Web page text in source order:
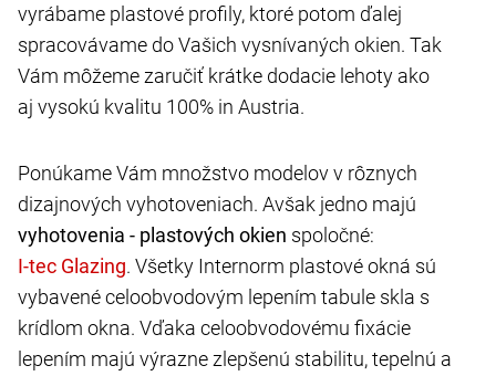
vyrábame plastové profily, ktoré potom ďalej
spracovávame do Vašich vysnívaných okien. Tak
Vám môžeme zaručiť krátke dodacie lehoty ako
aj vysokú kvalitu 100% in Austria.
Ponúkame Vám množstvo modelov v rôznych
dizajnových vyhotoveniach. Avšak jedno majú
vyhotovenia - plastových okien spoločné:
. Všetky Internorm plastové okná sú
vybavené celoobvodovým lepením tabule skla s
krídlom okna. Vďaka celoobvodovému fixácie
lepením majú výrazne zlepšenú stabilitu, tepelnú a